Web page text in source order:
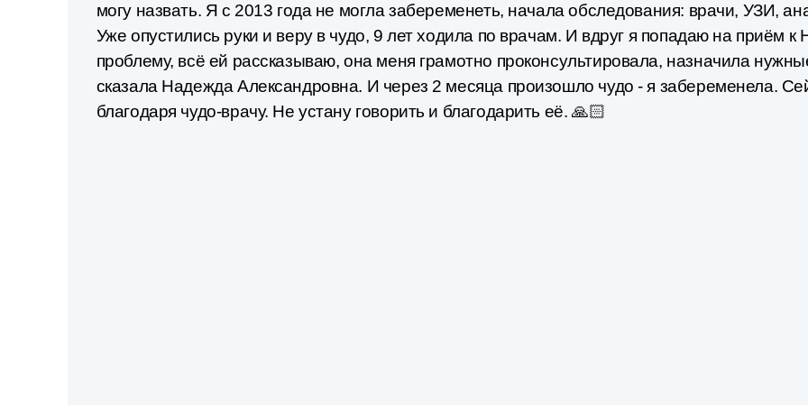
могу назвать. Я с 2013 года не могла забеременеть, начала обследования: врачи, УЗИ​,
Уже опустились руки и веру в чудо, 9 лет ходила по врачам. И вдруг я попадаю на приём
проблему, всё ей рассказываю, она меня грамотно проконсультировала, назначила
сказала Надежда Александровна. И через 2 месяца произошло чудо - я забеременела.
благодаря чудо-врачу. Не устану говорить и благодарить её. 🙏🏻